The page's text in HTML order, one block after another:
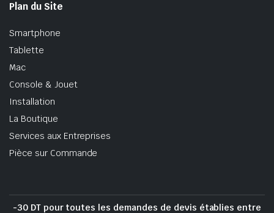
Plan du Site
Smartphone
Tablette
Mac
Console & Jouet
Installation
La Boutique
Services aux Entreprises
Pièce sur Commande
-30 DT pour toutes les demandes de devis établies entre